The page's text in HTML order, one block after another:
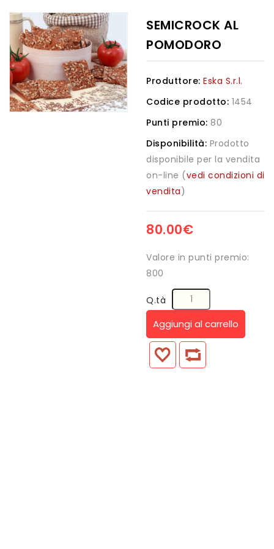
SEMICROCK AL
POMODORO
Produttore: Eska S.r.l.
Codice prodotto: 1454
Punti premio: 80
Disponibilità: Prodotto
disponibile per la vendita
on-line (vedi condizioni di
vendita)
80.00€
Valore in punti premio:
800
Q.tà
Aggiungi al carrello